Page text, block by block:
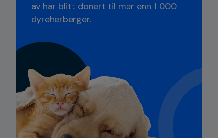
av har blitt donert til mer enn 1 000
dyreherberger.